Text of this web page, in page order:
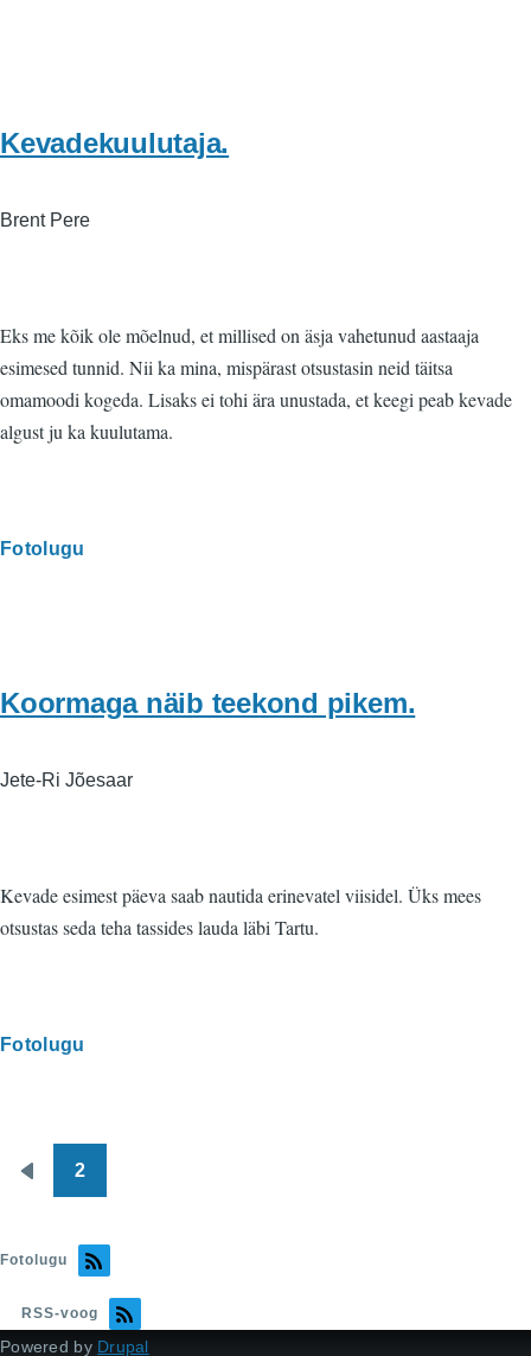
Kevadekuulutaja.
Brent Pere
Eks me kõik ole mõelnud, et millised on äsja vahetunud aastaaja
esimesed tunnid. Nii ka mina, mispärast otsustasin neid täitsa
omamoodi kogeda. Lisaks ei tohi ära unustada, et keegi peab kevade
algust ju ka kuulutama.
Fotolugu
Koormaga näib teekond pikem.
Jete-Ri Jõesaar
Kevade esimest päeva saab nautida erinevatel viisidel. Üks mees
otsustas seda teha tassides lauda läbi Tartu.
Fotolugu
Pagination
Eelmine
2
Fotolugu
RSS-voog
Powered by Drupal